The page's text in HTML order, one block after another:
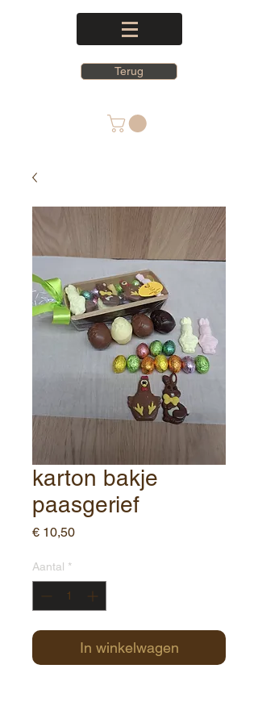
Terug
karton bakje
paasgerief
€ 10,50Prijs
Aantal *
In winkelwagen